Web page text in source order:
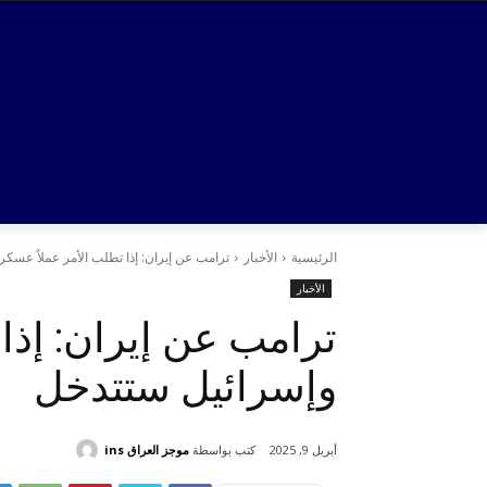
الرئيسية الأخبار ترامب عن إيران: إذا تطلب الأمر عملاً
الأخبار
ترامب عن إيران:
وإسرائيل ستتدخل
أبريل 9, 2025 كتب بواسطة موجز العراق ins